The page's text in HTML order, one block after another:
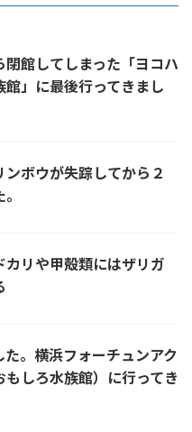
館してしまった「ヨコハ
館」に最後行ってきまし
ボウが失踪してから２
カリや甲殻類にはザリガ
た。横浜フォーチュンアク
もしろ水族館）に行ってき